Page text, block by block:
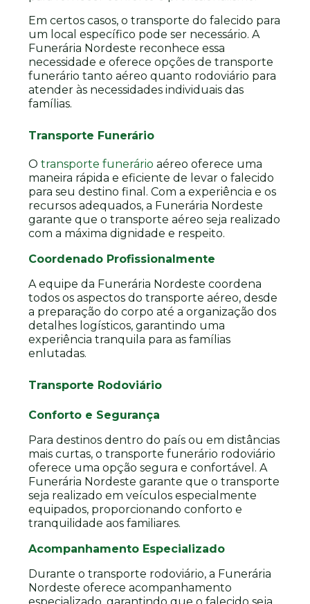
Em certos casos, o transporte do falecido para
um local específico pode ser necessário. A
Funerária Nordeste reconhece essa
necessidade e oferece opções de transporte
funerário tanto aéreo quanto rodoviário para
atender às necessidades individuais das
famílias.
Transporte Funerário
O transporte funerário aéreo oferece uma
maneira rápida e eficiente de levar o falecido
para seu destino final. Com a experiência e os
recursos adequados, a Funerária Nordeste
garante que o transporte aéreo seja realizado
com a máxima dignidade e respeito.
Coordenado Profissionalmente
A equipe da Funerária Nordeste coordena
todos os aspectos do transporte aéreo, desde
a preparação do corpo até a organização dos
detalhes logísticos, garantindo uma
experiência tranquila para as famílias
enlutadas.
Transporte Rodoviário
Conforto e Segurança
Para destinos dentro do país ou em distâncias
mais curtas, o transporte funerário rodoviário
oferece uma opção segura e confortável. A
Funerária Nordeste garante que o transporte
seja realizado em veículos especialmente
equipados, proporcionando conforto e
tranquilidade aos familiares.
Acompanhamento Especializado
Durante o transporte rodoviário, a Funerária
Nordeste oferece acompanhamento